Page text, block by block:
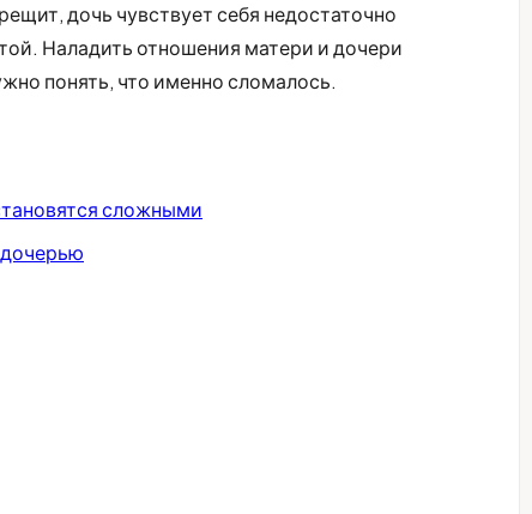
дочь чувствует себя недостаточно
Наладить отношения матери и дочери
понять, что именно сломалось.
сложными